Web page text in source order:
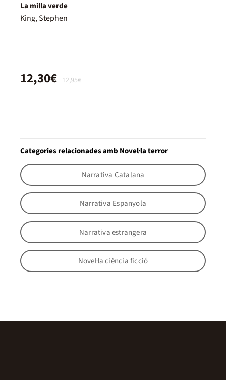
La milla verde
King, Stephen
12,95€
12,30€
Categories relacionades amb Novel·la terror
Narrativa Catalana
Narrativa Espanyola
Narrativa estrangera
Novel·la ciència ficció